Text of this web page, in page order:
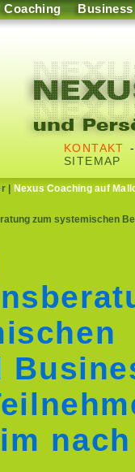
Coaching Business
KONTAKT
SITEMAP
| Nexus Coaching auf
zum systemischen